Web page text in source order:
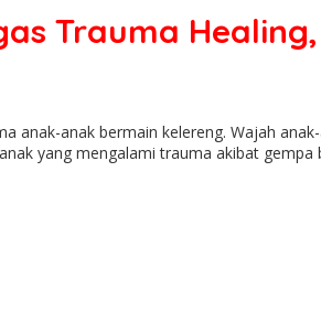
Trauma
anak-anak bermain kelereng. Wajah
yang mengalami trauma akibat gempa